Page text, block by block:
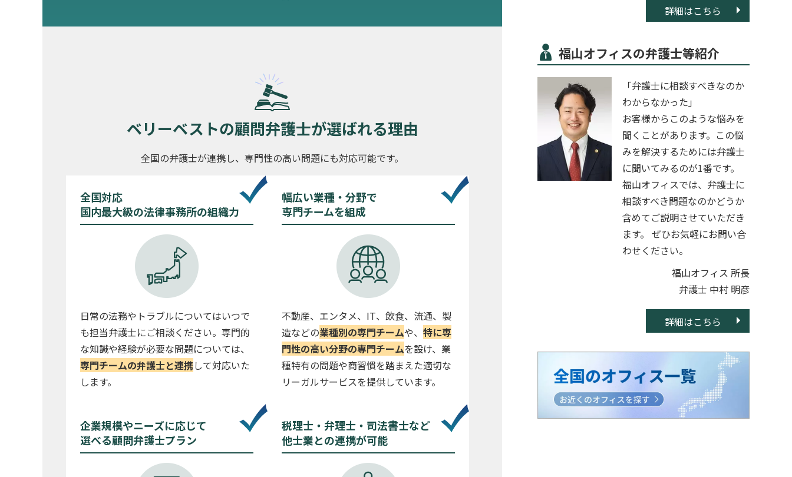
ベリーベストの顧問弁護士が選ばれる理由
全国の弁護士が連携し、専門性の高い問題にも対応可能です。
全国対応
国内最大級の法律事務所の組織力
日常の法務やトラブルについてはいつで
も担当弁護士にご相談ください。専門的
な知識や経験が必要な問題については、
専門チームの弁護士と連携して対応いた
します。
幅広い業種・分野で
専門チームを組成
不動産、エンタメ、IT、飲食、流通、製
造などの業種別の専門チームや、 特に専
門性の高い分野の専門チームを設け、業
種特有の問題や商習慣を踏まえた適切な
リーガルサービスを提供しています。
企業規模やニーズに応じて
選べる顧問弁護士プラン
税理士・弁理士・司法書士など
他士業との連携が可能
詳細はこちら
福山オフィスの弁護士等紹介
「弁護士に相談すべきなのか
わからなかった」
お客様からこのような悩みを
聞くことがあります。この悩
みを解決するためには弁護士
に聞いてみるのが1番です。
福山オフィスでは、弁護士に
相談すべき問題なのかどうか
含めてご説明させていただき
ます。 ぜひお気軽にお問い合
わせください。
福山オフィス 所長
弁護士 中村 明彦
詳細はこちら